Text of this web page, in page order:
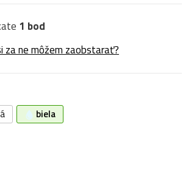
1 bod
za ne môžem zaobstarať?
biela